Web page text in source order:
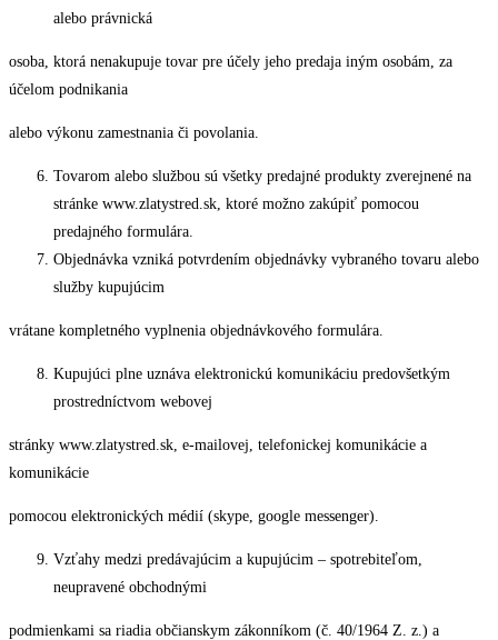
alebo právnická
osoba, ktorá nenakupuje tovar pre účely jeho predaja iným osobám, za
účelom podnikania
alebo výkonu zamestnania či povolania.
Tovarom alebo službou sú všetky predajné produkty zverejnené na
stránke www.zlatystred.sk, ktoré možno zakúpiť pomocou
predajného formulára.
Objednávka vzniká potvrdením objednávky vybraného tovaru alebo
služby kupujúcim
vrátane kompletného vyplnenia objednávkového formulára.
Kupujúci plne uznáva elektronickú komunikáciu predovšetkým
prostredníctvom webovej
stránky www.zlatystred.sk, e-mailovej, telefonickej komunikácie a
komunikácie
pomocou elektronických médií (skype, google messenger).
Vzťahy medzi predávajúcim a kupujúcim – spotrebiteľom,
neupravené obchodnými
podmienkami sa riadia občianskym zákonníkom (č. 40/1964 Z. z.) a